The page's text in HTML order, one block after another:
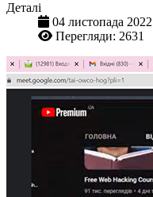
Деталі
04 листопада 2022
Перегляди: 2631